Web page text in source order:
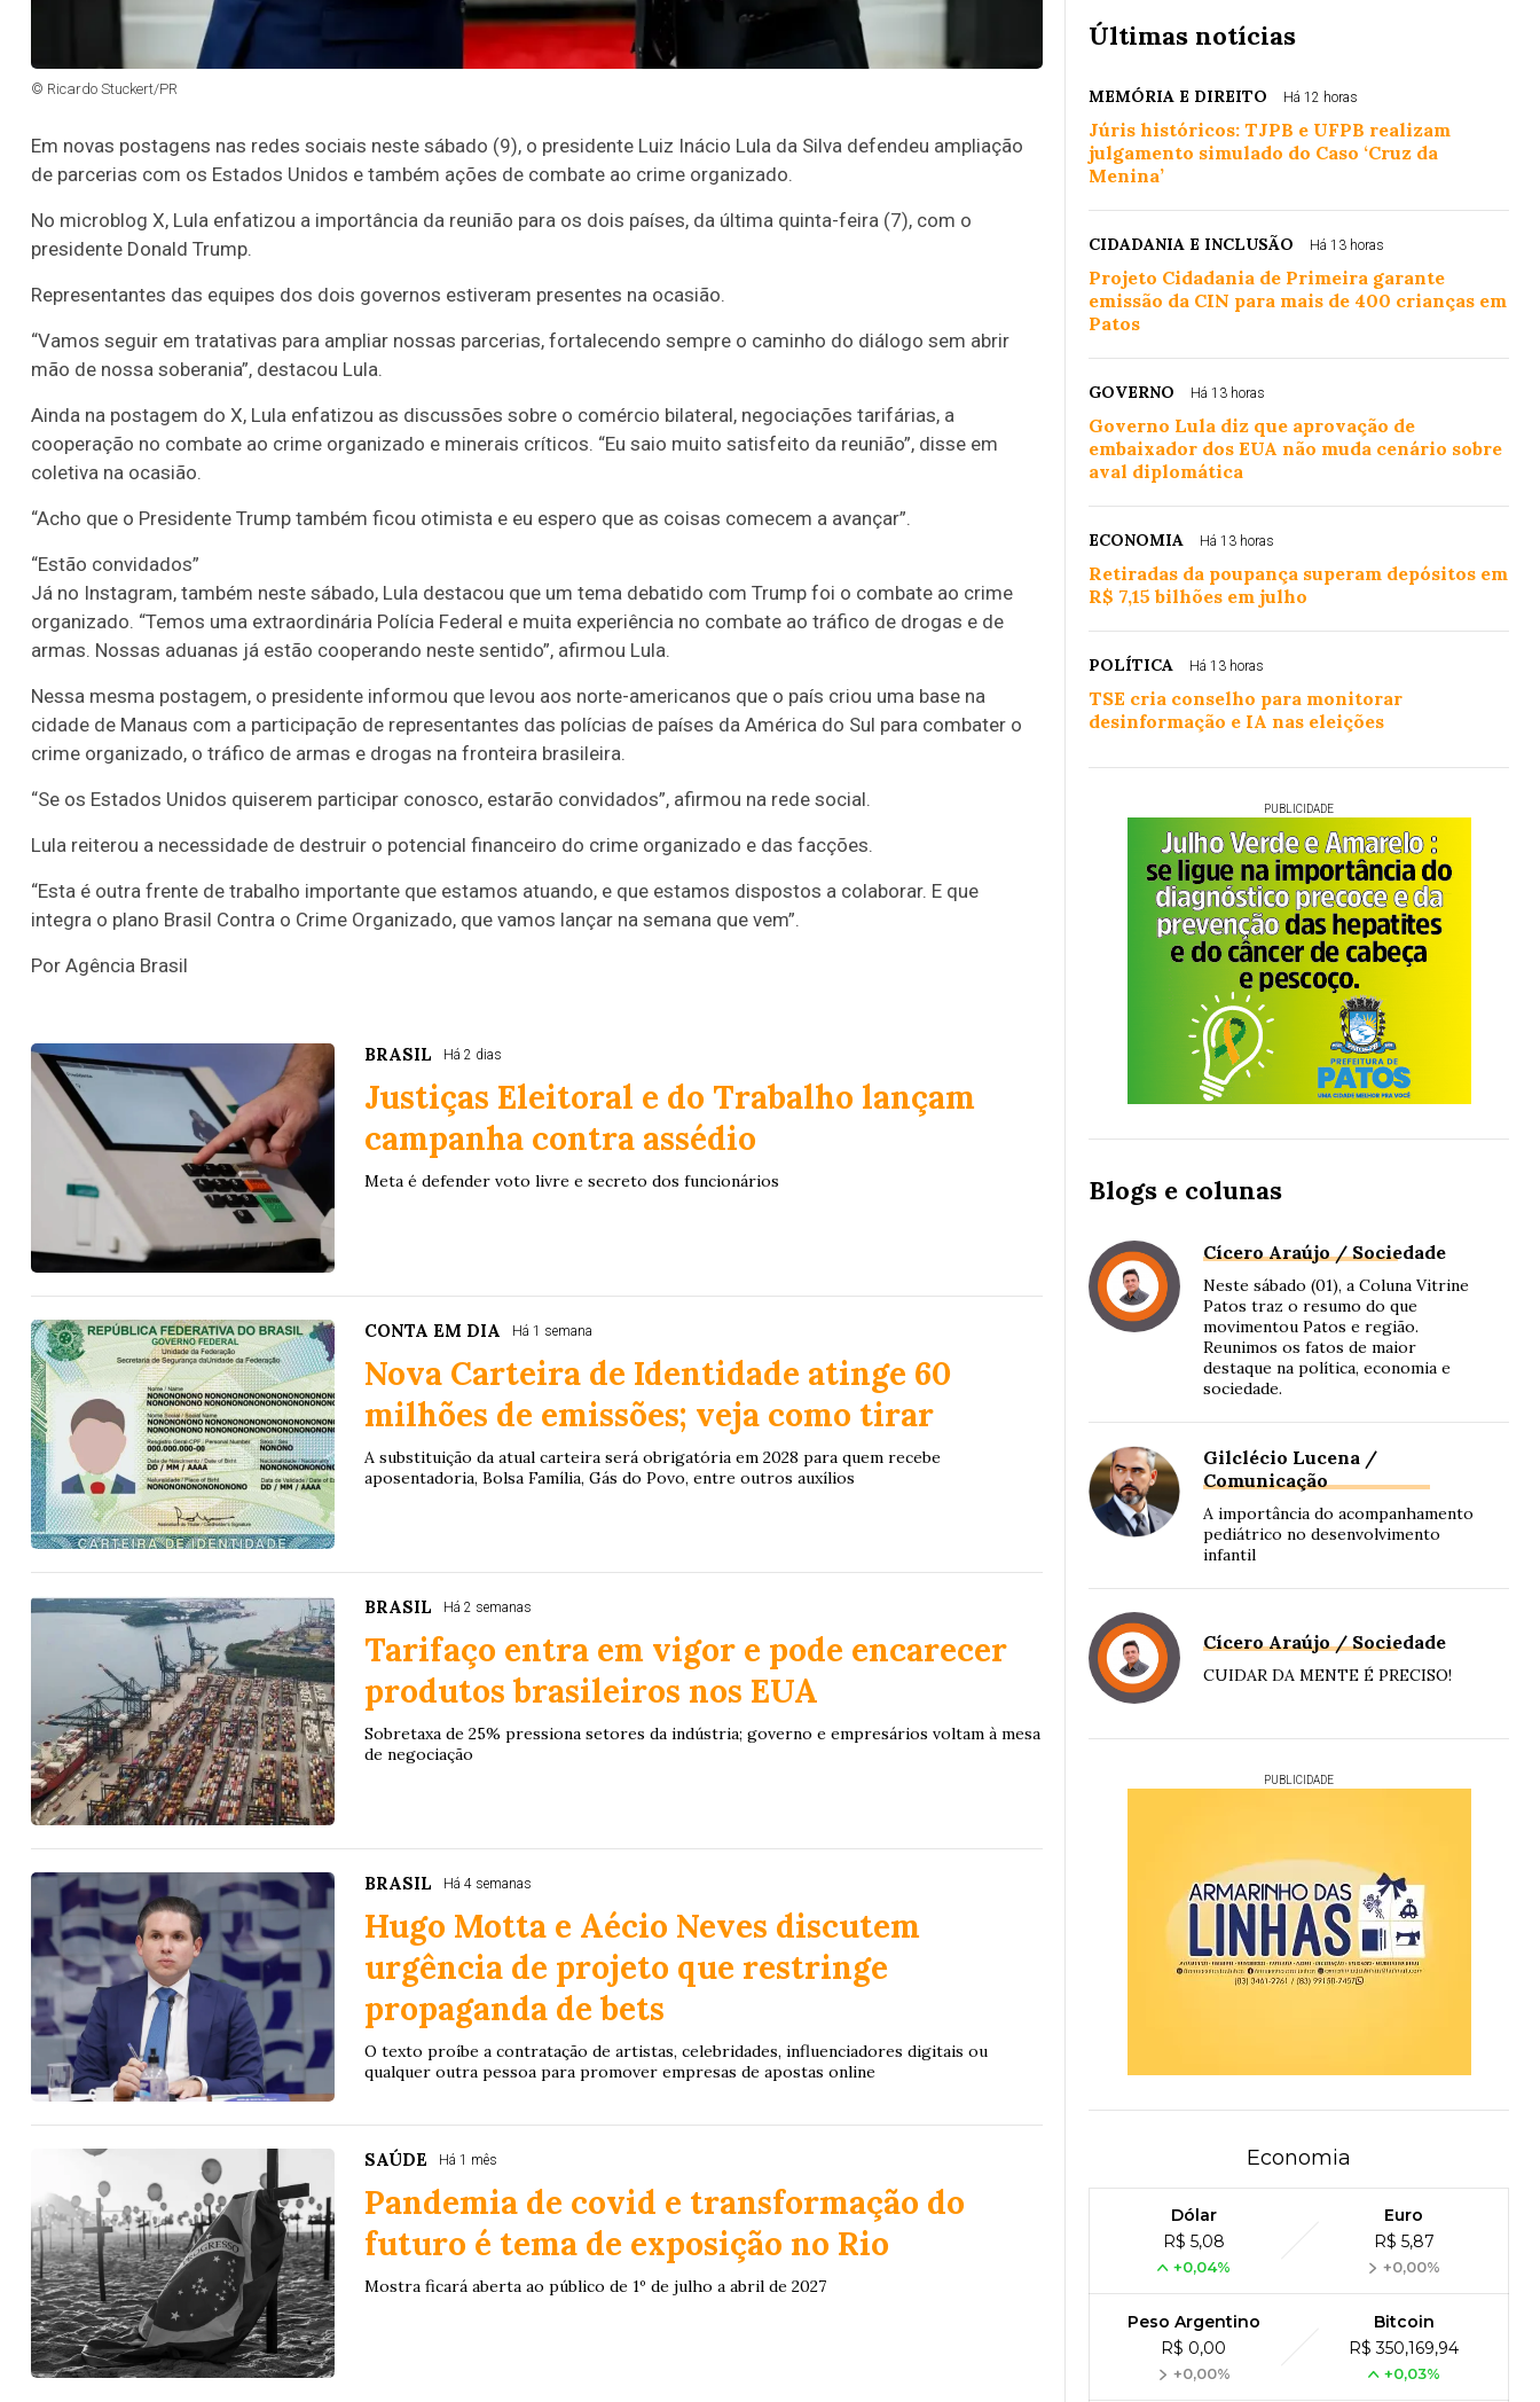
© Ricardo Stuckert/PR
Em novas postagens nas redes sociais neste sábado (9), o presidente Luiz Inácio Lula da Silva defendeu ampliação
de parcerias com os Estados Unidos e também ações de combate ao crime organizado.
No microblog X, Lula enfatizou a importância da reunião para os dois países, da última quinta-feira (7), com o
presidente Donald Trump.
Representantes das equipes dos dois governos estiveram presentes na ocasião.
“Vamos seguir em tratativas para ampliar nossas parcerias, fortalecendo sempre o caminho do diálogo sem abrir
mão de nossa soberania”, destacou Lula.
Ainda na postagem do X, Lula enfatizou as discussões sobre o comércio bilateral, negociações tarifárias, a
cooperação no combate ao crime organizado e minerais críticos. “Eu saio muito satisfeito da reunião”, disse em
coletiva na ocasião.
“Acho que o Presidente Trump também ficou otimista e eu espero que as coisas comecem a avançar”.
“Estão convidados”
Já no Instagram, também neste sábado, Lula destacou que um tema debatido com Trump foi o combate ao crime
organizado. “Temos uma extraordinária Polícia Federal e muita experiência no combate ao tráfico de drogas e de
armas. Nossas aduanas já estão cooperando neste sentido”, afirmou Lula.
Nessa mesma postagem, o presidente informou que levou aos norte-americanos que o país criou uma base na
cidade de Manaus com a participação de representantes das polícias de países da América do Sul para combater o
crime organizado, o tráfico de armas e drogas na fronteira brasileira.
“Se os Estados Unidos quiserem participar conosco, estarão convidados”, afirmou na rede social.
Lula reiterou a necessidade de destruir o potencial financeiro do crime organizado e das facções.
“Esta é outra frente de trabalho importante que estamos atuando, e que estamos dispostos a colaborar. E que
integra o plano Brasil Contra o Crime Organizado, que vamos lançar na semana que vem”.
Por Agência Brasil
BRASIL Há 2 dias
Justiças Eleitoral e do Trabalho lançam
campanha contra assédio
Meta é defender voto livre e secreto dos funcionários
CONTA EM DIA Há 1 semana
Nova Carteira de Identidade atinge 60
milhões de emissões; veja como tirar
A substituição da atual carteira será obrigatória em 2028 para quem recebe
aposentadoria, Bolsa Família, Gás do Povo, entre outros auxílios
BRASIL Há 2 semanas
Tarifaço entra em vigor e pode encarecer
produtos brasileiros nos EUA
Sobretaxa de 25% pressiona setores da indústria; governo e empresários voltam à mesa
de negociação
BRASIL Há 4 semanas
Hugo Motta e Aécio Neves discutem
urgência de projeto que restringe
propaganda de bets
O texto proíbe a contratação de artistas, celebridades, influenciadores digitais ou
qualquer outra pessoa para promover empresas de apostas online
SAÚDE Há 1 mês
Pandemia de covid e transformação do
futuro é tema de exposição no Rio
Mostra ficará aberta ao público de 1º de julho a abril de 2027
Últimas notícias
MEMÓRIA E DIREITO Há 12 horas
Júris históricos: TJPB e UFPB realizam
julgamento simulado do Caso ‘Cruz da
Menina’
CIDADANIA E INCLUSÃO Há 13 horas
Projeto Cidadania de Primeira garante
emissão da CIN para mais de 400 crianças em
Patos
GOVERNO Há 13 horas
Governo Lula diz que aprovação de
embaixador dos EUA não muda cenário sobre
aval diplomática
ECONOMIA Há 13 horas
Retiradas da poupança superam depósitos em
R$ 7,15 bilhões em julho
POLÍTICA Há 13 horas
TSE cria conselho para monitorar
desinformação e IA nas eleições
PUBLICIDADE
Blogs e colunas
Cícero Araújo / Sociedade
Neste sábado (01), a Coluna Vitrine
Patos traz o resumo do que
movimentou Patos e região.
Reunimos os fatos de maior
destaque na política, economia e
sociedade.
Gilclécio Lucena /
Comunicação
A importância do acompanhamento
pediátrico no desenvolvimento
infantil
Cícero Araújo / Sociedade
CUIDAR DA MENTE É PRECISO!
PUBLICIDADE
Economia
Dólar
R$ 5,08
+0,04%
Euro
R$ 5,87
+0,00%
Peso Argentino
R$ 0,00
+0,00%
Bitcoin
R$ 350,169,94
+0,03%